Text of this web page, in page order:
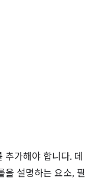
가해야 합니다. 데
을 설명하는 요소, 필